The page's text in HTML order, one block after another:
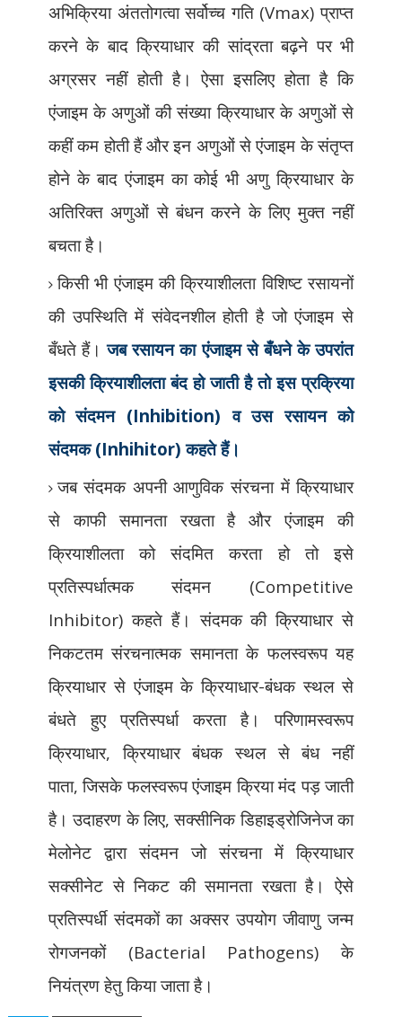
अभिक्रिया अंततोगत्वा सर्वोच्च गति (Vmax)प्राप्त
करने के बाद क्रियाधार की सांद्रता बढ़ने पर भी
अग्रसर नहीं होती है। ऐसा इसलिए होता है कि
एंजाइम के अणुओं की संख्या क्रियाधार के अणुओं से
कहीं कम होती हैं और इन अणुओं से एंजाइम के संतृप्त
होने के बाद एंजाइम का कोई भी अणु क्रियाधार के
अतिरिक्त अणुओं से बंधन करने के लिए मुक्त नहीं
बचता है।
किसी भी एंजाइम की क्रियाशीलता विशिष्ट रसायनों
की उपस्थिति में संवेदनशील होती है जो एंजाइम से
बँधते हैं।जब रसायन का एंजाइम से बँधने के उपरांत
इसकी क्रियाशीलता बंद हो जाती है तो इस प्रक्रिया
को संदमन (Inhibition)व उस रसायन को
संदमक (Inhihitor)कहते हैं।
जब संदमक अपनी आणुविक संरचना में क्रियाधार
से काफी समानता रखता है और एंजाइम की
क्रियाशीलता को संदमित करता हो तो इसे
प्रतिस्पर्धात्मक संदमन (Competitive
Inhibitor)कहते हैं। संदमक की क्रियाधार से
निकटतम संरचनात्मक समानता के फलस्वरूप यह
क्रियाधार से एंजाइम के क्रियाधार-बंधक स्थल से
बंधते हुए प्रतिस्पर्धा करता है। परिणामस्वरूप
क्रियाधार,क्रियाधार बंधक स्थल से बंध नहीं
पाता,जिसके फलस्वरूप एंजाइम क्रिया मंद पड़ जाती
है। उदाहरण के लिए,सक्सीनिक डिहाइड्रोजिनेज का
मेलोनेट द्वारा संदमन जो संरचना में क्रियाधार
सक्सीनेट से निकट की समानता रखता है। ऐसे
प्रतिस्पर्धी संदमकों का अक्सर उपयोग जीवाणु जन्म
रोगजनकों (Bacterial Pathogens)के
नियंत्रण हेतु किया जाता है।